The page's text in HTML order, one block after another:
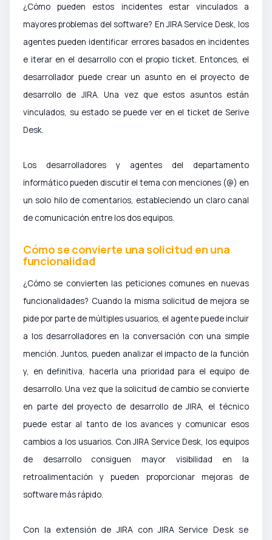
¿Cómo pueden estos incidentes estar vinculados a
mayores problemas del software? En JIRA Service Desk, los
agentes pueden identificar errores basados en incidentes
e iterar en el desarrollo con el propio ticket. Entonces, el
desarrollador puede crear un asunto en el proyecto de
desarrollo de JIRA. Una vez que estos asuntos están
vinculados, su estado se puede ver en el ticket de Serive
Desk.
Los desarrolladores y agentes del departamento
informático pueden discutir el tema con menciones (@) en
un solo hilo de comentarios, estableciendo un claro canal
de comunicación entre los dos equipos.
Cómo se convierte una solicitud en una
funcionalidad
¿Cómo se convierten las peticiones comunes en nuevas
funcionalidades? Cuando la misma solicitud de mejora se
pide por parte de múltiples usuarios, el agente puede incluir
a los desarrolladores en la conversación con una simple
mención. Juntos, pueden analizar el impacto de la función
y, en definitiva, hacerla una prioridad para el equipo de
desarrollo. Una vez que la solicitud de cambio se convierte
en parte del proyecto de desarrollo de JIRA, el técnico
puede estar al tanto de los avances y comunicar esos
cambios a los usuarios. Con JIRA Service Desk, los equipos
de desarrollo consiguen mayor visibilidad en la
retroalimentación y pueden proporcionar mejoras de
software más rápido.
Con la extensión de JIRA con JIRA Service Desk se